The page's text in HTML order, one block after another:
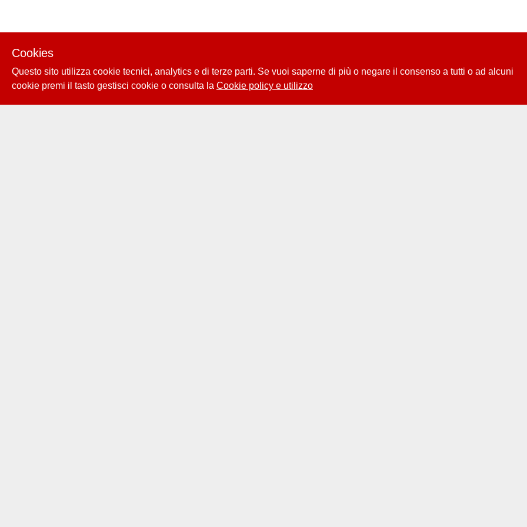
Cookies
Questo sito utilizza cookie tecnici, analytics e di terze parti. Se vuoi saperne di più o negare il consenso a tutti o ad alcuni
cookie premi il tasto gestisci cookie o consulta la Cookie policy e utilizzo